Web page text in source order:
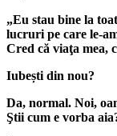
„Eu stau bine la
lucruri pe care le-
Cred că viaţa mea,
Iubești din nou?
Da, normal. Noi,
Ştii cum e vorba